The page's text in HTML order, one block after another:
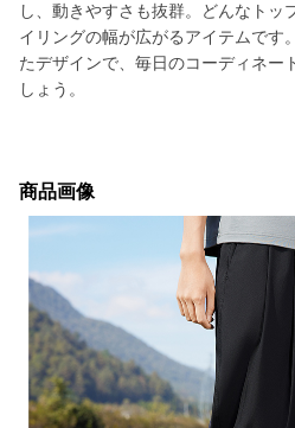
し、動きやすさも抜群。どんなトッ
イリングの幅が広がるアイテムです
たデザインで、毎日のコーディネー
しょう。
商品画像